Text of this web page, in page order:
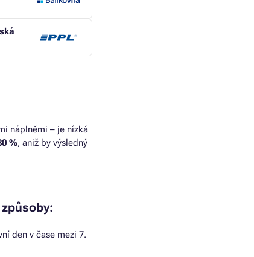
náplněmi – je nízká
%, aniž by výsledný
den v čase mezi 7.